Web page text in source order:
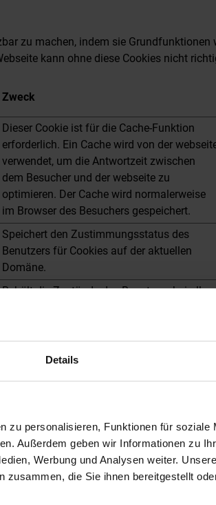
Details
zu personalisieren, Funktionen für soziale
Außerdem geben wir Informationen zu
Werbung und Analysen weiter.
zusammen, die Sie ihnen bereitgestellt
zu machen, indem sie
kann ohne diese Cookies nicht
Zweck
Dieser Cookie ist für die Cache-Funktion
erforderlich. Ein Cache wird von der
verwendet, um die Antwortzeit zwischen
dem Besucher und der webseite zu
optimieren. Der Cache wird normalerweise
im Browser des Besuchers gespeichert.
Speichert den Zustimmungsstatus des
Benutzers für Cookies auf der aktuellen
Domäne.
Behält die Zustände des Benutzers bei allen
Webseiten zu folgen. Wir nutzen diese
Zweck